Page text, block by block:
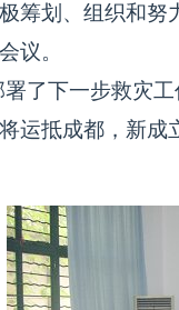
筹划、组织和
议。
了下一步救灾工
运抵成都，新成